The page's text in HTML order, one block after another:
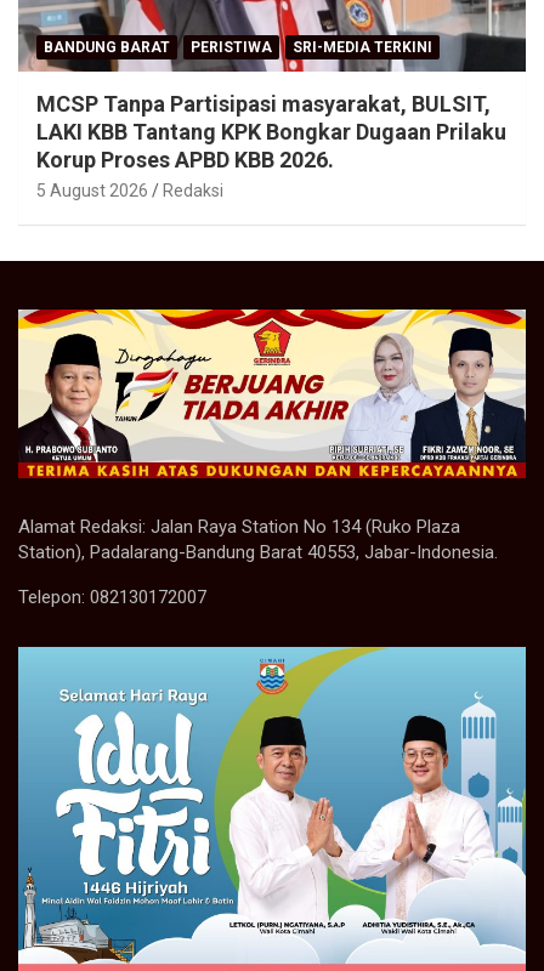
BANDUNG BARAT PERISTIWA SRI-MEDIA TERKINI
MCSP Tanpa Partisipasi masyarakat, BULSIT,
LAKI KBB Tantang KPK Bongkar Dugaan Prilaku
Korup Proses APBD KBB 2026.
5 August 2026 Redaksi
Alamat Redaksi: Jalan Raya Station No 134 (Ruko Plaza
Station), Padalarang-Bandung Barat 40553, Jabar-Indonesia.
Telepon: 082130172007